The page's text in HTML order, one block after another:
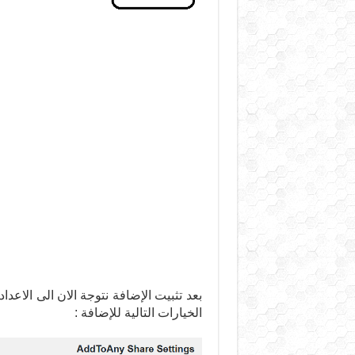
الخيارات التالية للإضافة :